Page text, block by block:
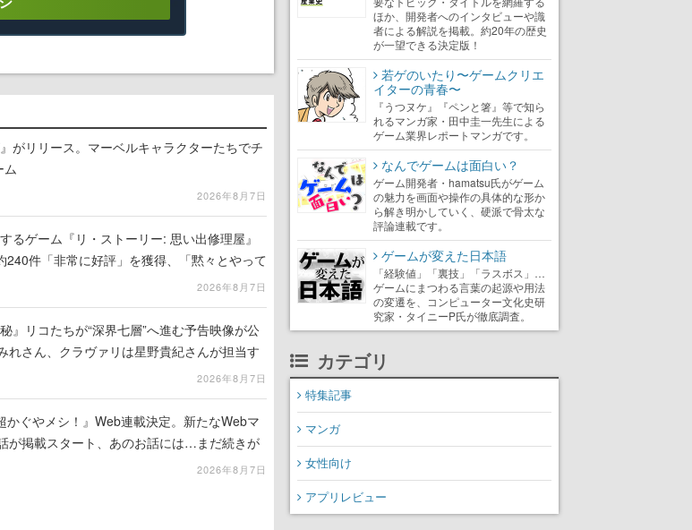
がリリース。マーベルキャラクターたちでチ
2026年8月7日
るゲーム『リ・ストーリー: 思い出修理屋』
件「非常に好評」を獲得、「黙々とやって
2026年8月7日
』リコたちが“深界七層”へ進む予告映像が公
れさん、クラヴァリは星野貴紀さんが担当す
2026年8月7日
かぐやメシ！』Web連載決定。新たなWebマ
が掲載スタート、あのお話には…まだ続きが
2026年8月7日
ほか、開発者へのインタビューや識
者による解説を掲載。約20年の歴史
が一望できる決定版！
若ゲのいたり〜ゲームクリエ
イターの青春〜
『うつヌケ』『ペンと箸』等で知ら
れるマンガ家・田中圭一先生による
ゲーム業界レポートマンガです。
なんでゲームは面白い？
ゲーム開発者・hamatsu氏がゲーム
の魅力を画面や操作の具体的な形か
ら解き明かしていく、硬派で骨太な
評論連載です。
ゲームが変えた日本語
「経験値」「裏技」「ラスボス」…
ゲームにまつわる言葉の起源や用法
の変遷を、コンピューター文化史研
究家・タイニーP氏が徹底調査。
カテゴリ
特集記事
マンガ
女性向け
アプリレビュー